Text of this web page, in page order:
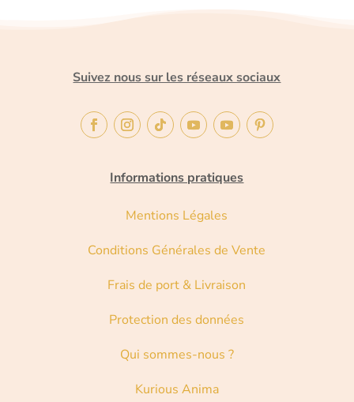
Suivez nous sur les réseaux sociaux
Informations pratiques
Mentions Légales
Conditions Générales de Vente
Frais de port & Livraison
Protection des données
Qui sommes-nous ?
Kurious Anima